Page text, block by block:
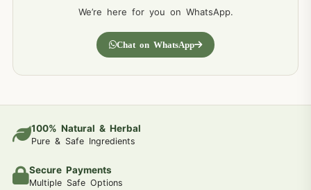
We’re here for you on WhatsApp.
Chat on WhatsApp
100% Natural & Herbal
Pure & Safe Ingredients
Secure Payments
Multiple Safe Options